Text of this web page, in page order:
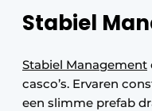
Stabiel
Stabiel Management
casco’s. Ervaren
een slimme prefab